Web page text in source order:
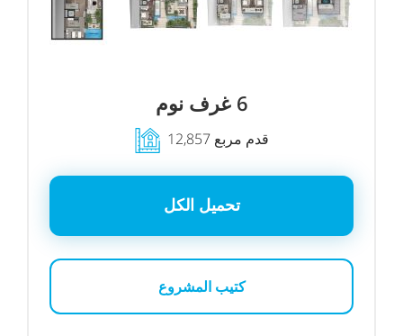
6 غرف نوم
12,857 قدم مربع
تحميل الكل
كتيب المشروع